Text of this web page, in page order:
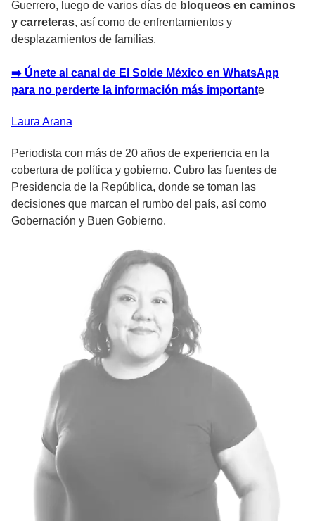
Guerrero, luego de varios días de bloqueos en caminos
y carreteras, así como de enfrentamientos y
desplazamientos de familias.
➡️ Únete al canal de El Solde México en WhatsApp
para no perderte la información más importante
Laura Arana
Periodista con más de 20 años de experiencia en la
cobertura de política y gobierno. Cubro las fuentes de
Presidencia de la República, donde se toman las
decisiones que marcan el rumbo del país, así como
Gobernación y Buen Gobierno.